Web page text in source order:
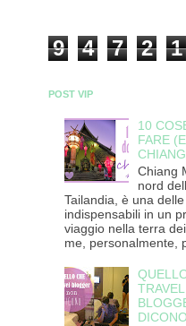
9 4 7 2 1
POST VIP
10
FARE
Chiang
nord
Tailandia, è una
indispensabili in un
viaggio nella terra
me, personalmente,
TRAVEL
DICONO